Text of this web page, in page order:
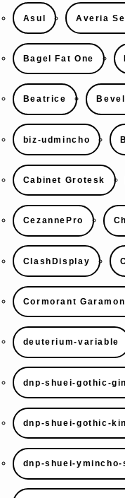
Asul Averia
Bagel Fat One
Beatrice
biz-udmincho
Cabinet Grotesk
CezannePro
ClashDisplay
Cormorant
deuterium-variable
dnp-shuei-gothic-
dnp-shuei-gothic-
dnp-shuei-ymincho-